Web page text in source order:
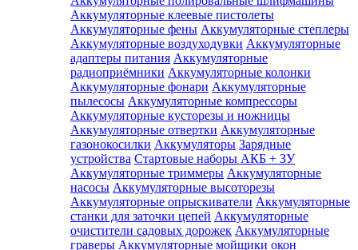
Аккумуляторные клеевые пистолеты
Аккумуляторные фены Аккумуляторные степлеры
Аккумуляторные воздуходувки Аккумуляторные
адаптеры питания Аккумуляторные
радиоприёмники Аккумуляторные колонки
Аккумуляторные фонари Аккумуляторные
пылесосы Аккумуляторные компрессоры
Аккумуляторные кусторезы и ножницы
Аккумуляторные отвертки Аккумуляторные
газонокосилки Аккумуляторы Зарядные
устройства Стартовые наборы АКБ + ЗУ
Аккумуляторные триммеры Аккумуляторные
насосы Аккумуляторные высоторезы
Аккумуляторные опрыскиватели Аккумуляторные
станки для заточки цепей Аккумуляторные
очистители садовых дорожек Аккумуляторные
граверы Аккумуляторные мойщики окон